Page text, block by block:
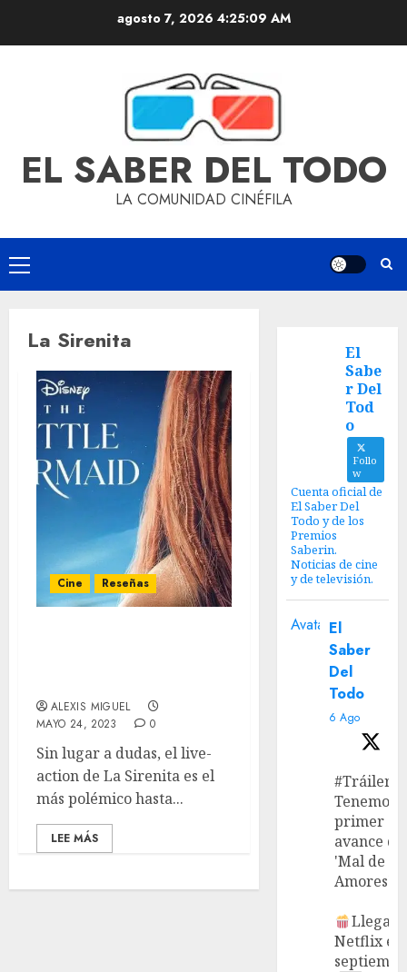
agosto 7, 2026 4:25:09 AM
EL SABER DEL TODO
LA COMUNIDAD CINÉFILA
La Sirenita
Cine Reseñas
ALEXIS MIGUEL
MAYO 24, 2023
0
Sin lugar a dudas, el live-
action de La Sirenita es el
más polémico hasta...
LEE MÁS
El
Sabe
r Del
Tod
o
Follo
w
Cuenta oficial de
El Saber Del
Todo y de los
Premios
Saberin.
Noticias de cine
y de televisión.
Avatar El
Saber
Del
Todo
6 Ago
#Tráiler
Tenemos
primer
avance de
'Mal de
Amores'.
Llega a
Netflix en